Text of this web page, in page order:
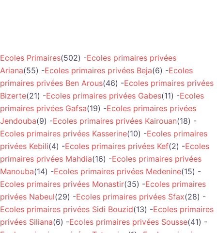
Ecoles Primaires(502) -Ecoles primaires privées
Ariana(55) -Ecoles primaires privées Beja(6) -Ecoles
primaires privées Ben Arous(46) -Ecoles primaires privées
Bizerte(21) -Ecoles primaires privées Gabes(11) -Ecoles
primaires privées Gafsa(19) -Ecoles primaires privées
Jendouba(9) -Ecoles primaires privées Kairouan(18) -
Ecoles primaires privées Kasserine(10) -Ecoles primaires
privées Kebili(4) -Ecoles primaires privées Kef(2) -Ecoles
primaires privées Mahdia(16) -Ecoles primaires privées
Manouba(14) -Ecoles primaires privées Medenine(15) -
Ecoles primaires privées Monastir(35) -Ecoles primaires
privées Nabeul(29) -Ecoles primaires privées Sfax(28) -
Ecoles primaires privées Sidi Bouzid(13) -Ecoles primaires
privées Siliana(6) -Ecoles primaires privées Sousse(41) -